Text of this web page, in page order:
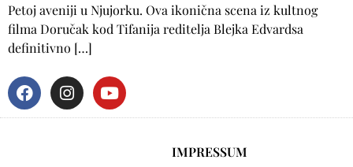
Petoj aveniji u Njujorku. Ova ikonična scena iz kultnog
filma Doručak kod Tifanija reditelja Blejka Edvardsa
definitivno […]
IMPRESSUM